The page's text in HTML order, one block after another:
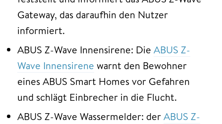
Gateway, das daraufhin den Nutzer
informiert.
ABUS Z-Wave Innensirene: Die ABUS Z-
Wave Innensirene warnt den Bewohner
eines ABUS Smart Homes vor Gefahren
und schlägt Einbrecher in die Flucht.
ABUS Z-Wave Wassermelder: derABUS Z-